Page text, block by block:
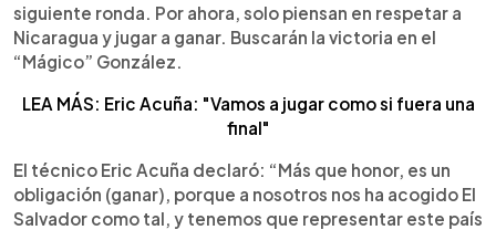
siguiente ronda. Por ahora, solo piensan en respetar a
Nicaragua y jugar a ganar. Buscarán la victoria en el
“Mágico” González.
LEA MÁS: Eric Acuña: "Vamos a jugar como si fuera una
final"
El técnico Eric Acuña declaró: “Más que honor, es un
obligación (ganar), porque a nosotros nos ha acogido El
Salvador como tal, y tenemos que representar este país